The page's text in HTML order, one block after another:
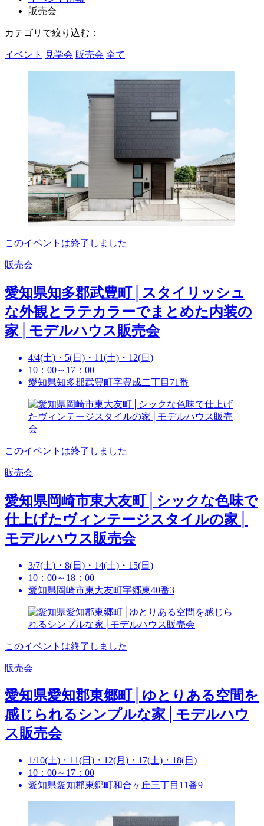
販売会
カテゴリで絞り込む：
イベント 見学会 販売会 全て
このイベントは終了しました
販売会
愛知県知多郡武豊町│スタイリッシュ
な外観とラテカラーでまとめた内装の
家│モデルハウス販売会
4/4(土)・5(日)・11(土)・12(日)
10：00～17：00
愛知県知多郡武豊町字豊成二丁目71番
このイベントは終了しました
販売会
愛知県岡崎市東大友町│シックな色味で
仕上げたヴィンテージスタイルの家│
モデルハウス販売会
3/7(土)・8(日)・14(土)・15(日)
10：00～18：00
愛知県岡崎市東大友町字郷東40番3
このイベントは終了しました
販売会
愛知県愛知郡東郷町│ゆとりある空間を
感じられるシンプルな家│モデルハウ
ス販売会
1/10(土)・11(日)・12(月)・17(土)・18(日)
10：00～17：00
愛知県愛知郡東郷町和合ヶ丘三丁目11番9